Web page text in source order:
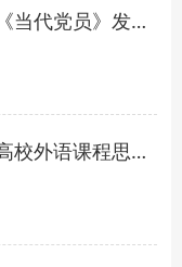
域国别研究 提升国际传播效能》
程思政建设研究》